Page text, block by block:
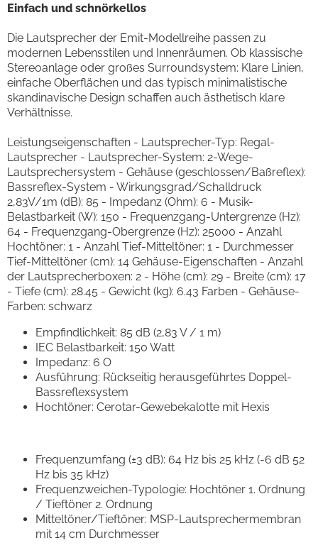
Einfach und schnörkellos
Die Lautsprecher der Emit-Modellreihe passen zu
modernen Lebensstilen und Innenräumen. Ob klassische
Stereoanlage oder großes Surroundsystem: Klare Linien,
einfache Oberflächen und das typisch minimalistische
skandinavische Design schaffen auch ästhetisch klare
Verhältnisse.
Leistungseigenschaften - Lautsprecher-Typ: Regal-
Lautsprecher - Lautsprecher-System: 2-Wege-
Lautsprechersystem - Gehäuse (geschlossen/Baßreflex):
Bassreflex-System - Wirkungsgrad/Schalldruck
2,83V/1m (dB): 85 - Impedanz (Ohm): 6 - Musik-
Belastbarkeit (W): 150 - Frequenzgang-Untergrenze (Hz):
64 - Frequenzgang-Obergrenze (Hz): 25000 - Anzahl
Hochtöner: 1 - Anzahl Tief-Mitteltöner: 1 - Durchmesser
Tief-Mitteltöner (cm): 14 Gehäuse-Eigenschaften - Anzahl
der Lautsprecherboxen: 2 - Höhe (cm): 29 - Breite (cm): 17
- Tiefe (cm): 28.45 - Gewicht (kg): 6.43 Farben - Gehäuse-
Farben: schwarz
Empfindlichkeit: 85 dB (2,83 V / 1 m)
IEC Belastbarkeit: 150 Watt
Impedanz: 6 O
Ausführung: Rückseitig herausgeführtes Doppel-
Bassreflexsystem
Hochtöner: Cerotar-Gewebekalotte mit Hexis
Frequenzumfang (±3 dB): 64 Hz bis 25 kHz (-6 dB 52
Hz bis 35 kHz)
Frequenzweichen-Typologie: Hochtöner 1. Ordnung
/ Tieftöner 2. Ordnung
Mitteltöner/Tieftöner: MSP-Lautsprechermembran
mit 14 cm Durchmesser